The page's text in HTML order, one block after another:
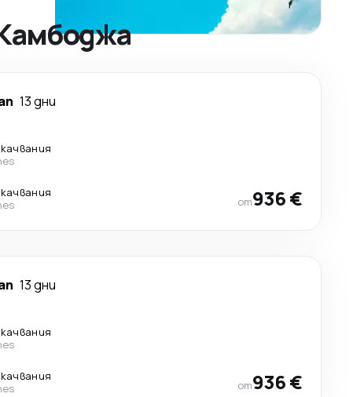
13 дни
от936 €
13 дни
от936 €